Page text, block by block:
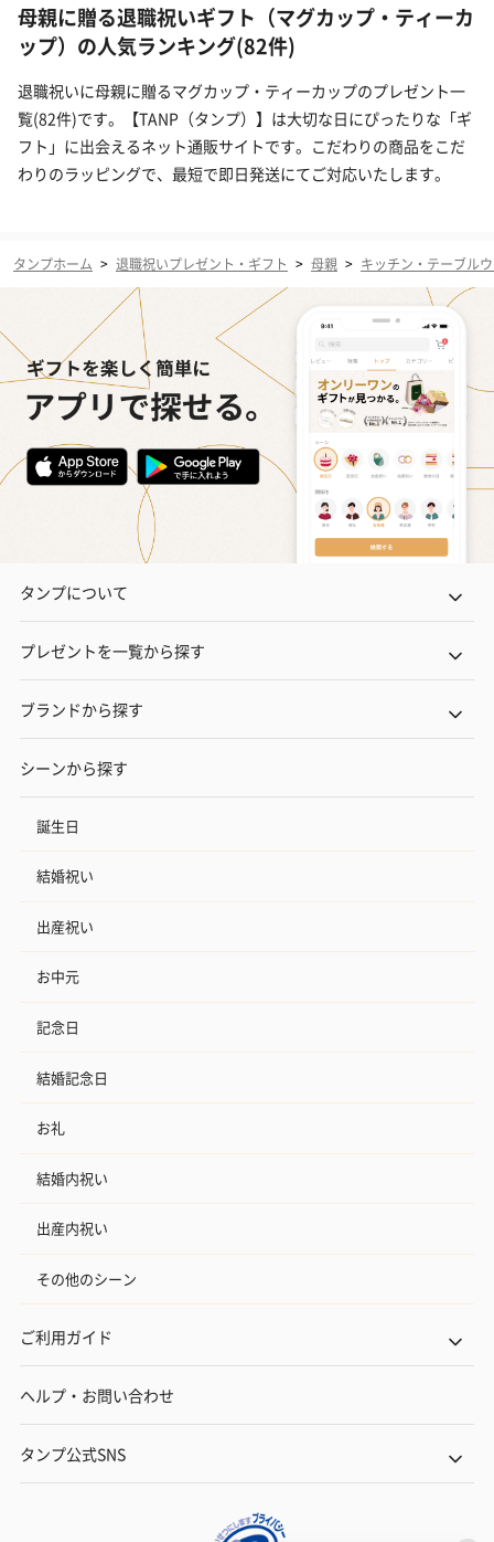
母親に贈る退職祝いギフト（マグカップ・ティーカ
ップ）の人気ランキング(82件)
退職祝いに母親に贈るマグカップ・ティーカップのプレゼント一
覧(82件)です。【TANP（タンプ）】は大切な日にぴったりな「ギ
フト」に出会えるネット通販サイトです。こだわりの商品をこだ
わりのラッピングで、最短で即日発送にてご対応いたします。
タンプホーム > 退職祝いプレゼント・ギフト > 母親 > キッチン・テーブル
タンプについて
プレゼントを一覧から探す
ブランドから探す
シーンから探す
誕生日
結婚祝い
出産祝い
お中元
記念日
結婚記念日
お礼
結婚内祝い
出産内祝い
その他のシーン
ご利用ガイド
ヘルプ・お問い合わせ
タンプ公式SNS